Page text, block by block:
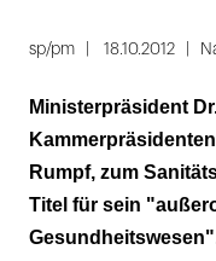
sp/pm 18.10.2012
Ministerpräsident
Rumpf, zum
Titel für sein